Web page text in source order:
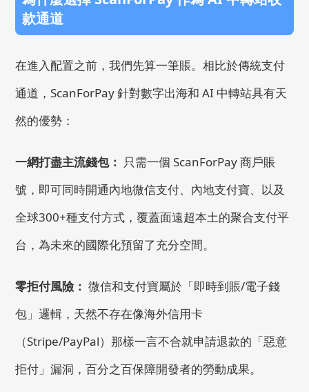
款通道
在進入配置之前，我們先算一筆賬。相比於傳統支付
通道，ScanForPay 針對數字出海和 AI 中轉站具有天
然的優勢：
一網打盡主流錢包： 只需一個 ScanForPay 商戶賬
號，即可同時開通內地微信支付、內地支付寶、以及
全球300+種支付方式，覆蓋面遠超本土的聚合支付平
台，為未來的國際化預留了充分空間。
零拒付風險： 微信和支付寶屬於「即時到賬/電子錢
包」邏輯，天然不存在像海外信用卡
（Stripe/PayPal）那樣一言不合就申請退款的「惡意
拒付」漏洞，百分之百保障開發者的勞動成果。